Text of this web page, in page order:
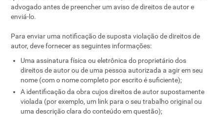
advogado antes de preencher um aviso de direitos de autor e
enviá-lo.
Para enviar uma notificação de suposta violação de direitos de
autor, deve fornecer as seguintes informações:
Uma assinatura física ou eletrônica do proprietário dos
direitos de autor ou de uma pessoa autorizada a agir em seu
nome (com o nome completo por escrito é suficiente);
A identificação da obra cujos direitos de autor supostamente
violada (por exemplo, um link para o seu trabalho original ou
uma descrição clara do conteúdo em questão);